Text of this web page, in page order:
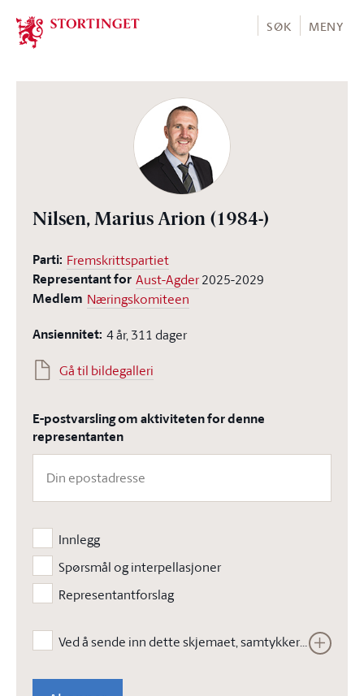
Stortinget.no
SØK MENY
Nilsen, Marius Arion (1984-)
Parti: Fremskrittspartiet
Representant for Aust-Agder2025-2029
Medlem Næringskomiteen
Ansiennitet: 4 år, 311 dager
Gå til bildegalleri
E-postvarsling om aktiviteten for denne
representanten
Innlegg
Spørsmål og interpellasjoner
Representantforslag
Ved å sende inn dette skjemaet, samtykker jeg i at Stortinget kan lagre opplysningene jeg har gitt i skjemaet. Opplysningene vil ikke bli brukt til annet enn å kunne gjennomføre den bestilte tjenesten. Les vår